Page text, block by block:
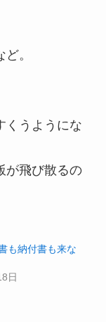
。
くうようにな
が飛び散るの
も納付書も来な
日